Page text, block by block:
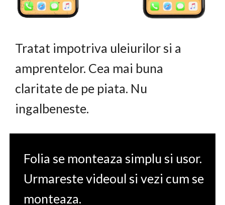
Tratat impotriva uleiurilor si a
amprentelor. Cea mai buna
claritate de pe piata. Nu
ingalbeneste.
Folia se monteaza simplu si usor.
Urmareste videoul si vezi cum se
monteaza.